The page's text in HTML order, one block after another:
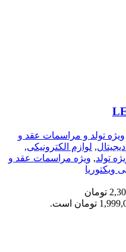
ویژه تولد و مراسمات عقد و
, لوازم الکترونیکی,
تولد, ویژه مراسمات عقد و
ویکتوریا
قیمت اصلی 2,300,000 تومان